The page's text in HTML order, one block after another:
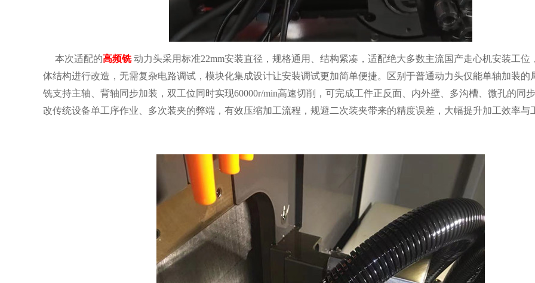
本次适配的高频铣 动力头采用标准22mm安装直径，规格通用、结构紧凑，适配绝大多数主流国产走心机安装工位
体结构进行改造，无需复杂电路调试，模块化集成设计让安装调试更加简单便捷。区别于普通动力头仅能单轴加装的
铣支持主轴、背轴同步加装，双工位同时实现60000r/min高速切削，可完成工件正反面、内外壁、多沟槽、微孔的同
改传统设备单工序作业、多次装夹的弊端，有效压缩加工流程，规避二次装夹带来的精度误差，大幅提升加工效率与